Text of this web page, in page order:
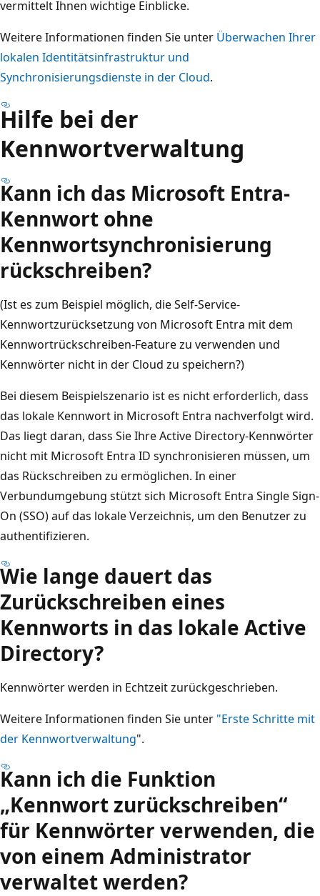
vermittelt Ihnen wichtige Einblicke.
Weitere Informationen finden Sie unter Überwachen Ihrer
lokalen Identitätsinfrastruktur und
Synchronisierungsdienste in der Cloud.
Hilfe bei der
Kennwortverwaltung
Kann ich das Microsoft Entra-
Kennwort ohne
Kennwortsynchronisierung
rückschreiben?
(Ist es zum Beispiel möglich, die Self-Service-
Kennwortzurücksetzung von Microsoft Entra mit dem
Kennwortrückschreiben-Feature zu verwenden und
Kennwörter nicht in der Cloud zu speichern?)
Bei diesem Beispielszenario ist es nicht erforderlich, dass
das lokale Kennwort in Microsoft Entra nachverfolgt wird.
Das liegt daran, dass Sie Ihre Active Directory-Kennwörter
nicht mit Microsoft Entra ID synchronisieren müssen, um
das Rückschreiben zu ermöglichen. In einer
Verbundumgebung stützt sich Microsoft Entra Single Sign-
On (SSO) auf das lokale Verzeichnis, um den Benutzer zu
authentifizieren.
Wie lange dauert das
Zurückschreiben eines
Kennworts in das lokale Active
Directory?
Kennwörter werden in Echtzeit zurückgeschrieben.
Weitere Informationen finden Sie unter "Erste Schritte mit
der Kennwortverwaltung".
Kann ich die Funktion
„Kennwort zurückschreiben“
für Kennwörter verwenden, die
von einem Administrator
verwaltet werden?